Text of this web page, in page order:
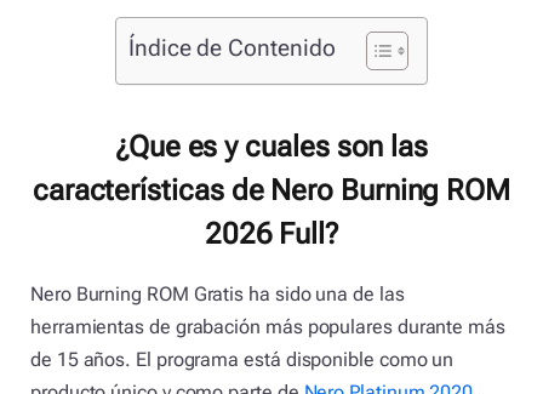
Índice de Contenido
¿Que es y cuales son las
características de Nero Burning ROM
2026 Full?
Nero Burning ROM Gratis ha sido una de las
herramientas de grabación más populares durante más
de 15 años. El programa está disponible como un